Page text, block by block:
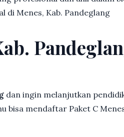
di Menes, Kab. Pandeglang
dan ingin melanjutkan
bisa mendaftar Paket C